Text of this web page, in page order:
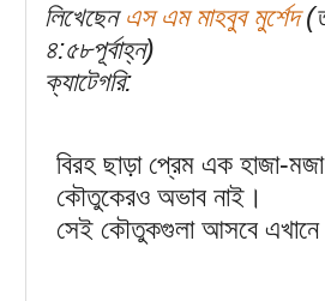
লিখেছেন এস এম মাহবুব মুর্শেদ
৪:৫৮পূর্বাহ্ন)
ক্যাটেগরি:
বিরহ ছাড়া প্রেম এক হাজা-
কৌতুকেরও অভাব নাই।
সেই কৌতুকগুলা আসবে